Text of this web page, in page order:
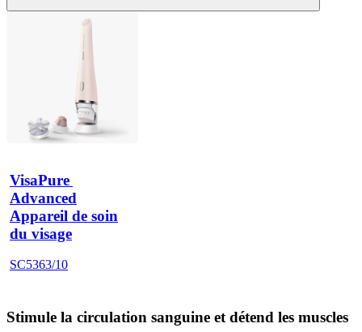
VisaPure
Advanced
Appareil de soin
du visage
SC5363/10
Stimule la circulation sanguine et détend les muscles